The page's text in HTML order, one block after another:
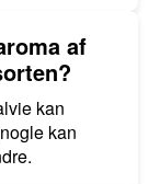
af
kan
kan